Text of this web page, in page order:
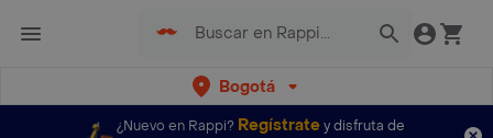
Bogotá
¿Nuevo en Rappi? Regístratey disfruta de